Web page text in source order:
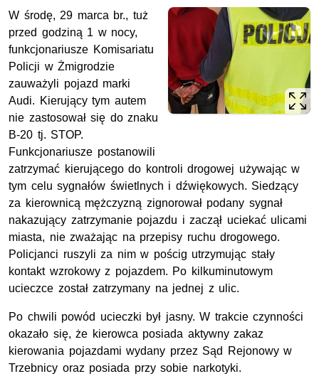
W środę, 29 marca br., tuż
przed godziną 1 w nocy,
funkcjonariusze Komisariatu
Policji w Żmigrodzie
zauważyli pojazd marki
Audi. Kierujący tym autem
nie zastosował się do znaku
B-20 tj. STOP.
Funkcjonariusze postanowili
zatrzymać kierującego do kontroli drogowej używając w
tym celu sygnałów świetlnych i dźwiękowych. Siedzący
za kierownicą mężczyzną zignorował podany sygnał
nakazujący zatrzymanie pojazdu i zaczął uciekać ulicami
miasta, nie zważając na przepisy ruchu drogowego.
Policjanci ruszyli za nim w pościg utrzymując stały
kontakt wzrokowy z pojazdem. Po kilkuminutowym
ucieczce został zatrzymany na jednej z ulic.
Po chwili powód ucieczki był jasny. W trakcie czynności
okazało się, że kierowca posiada aktywny zakaz
kierowania pojazdami wydany przez Sąd Rejonowy w
Trzebnicy oraz posiada przy sobie narkotyki.